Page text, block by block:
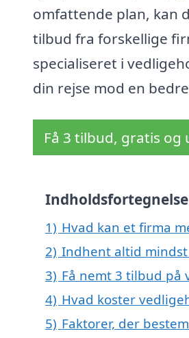
omfattende plan, kan
tilbud fra forskellige
specialiseret i
din rejse mod en
Få 3 tilbud, gratis
Indholdsfortegnelse
1) Hvad kan et firma
2) Indhent altid
3) Få nemt 3 tilbud på
4) Hvad koster
5) Faktorer, der